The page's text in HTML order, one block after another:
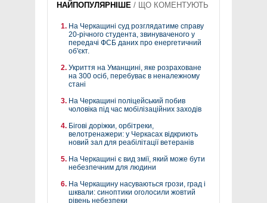
НАЙПОПУЛЯРНІШЕ / ЩО КОМЕНТУЮТЬ
На Черкащині суд розглядатиме справу
20-річного студента, звинуваченого у
передачі ФСБ даних про енергетичний
об'єкт.
Укриття на Уманщині, яке розраховане
на 300 осіб, перебуває в неналежному
стані
На Черкащині поліцейський побив
чоловіка під час мобілізаційних заходів
Бігові доріжки, орбітреки,
велотренажери: у Черкасах відкриють
новий зал для реабілітації ветеранів
На Черкащині є вид змії, який може бути
небезпечним для людини
На Черкащину насуваються грози, град і
шквали: синоптики оголосили жовтий
рівень небезпеки